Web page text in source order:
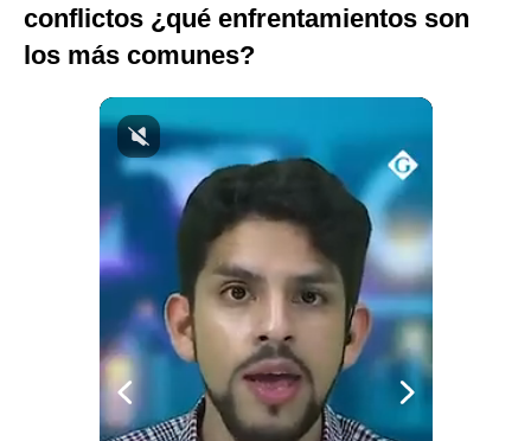
conflictos ¿qué enfrentamientos son
los más comunes?